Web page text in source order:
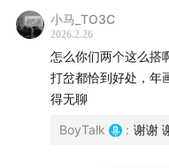
小马_TO3C
2026.2.26
怎么你们两个这么搭
打岔都恰到好处，年
得无聊
BoyTalk : 谢谢